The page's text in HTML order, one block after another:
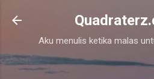
Skip to main
Aku menulis ketika malas